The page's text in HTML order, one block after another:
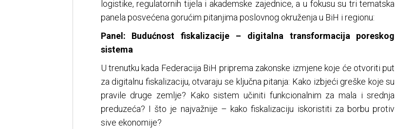
logistike, regulatornih tijela i akademske zajednice, a u fokusu su tri tematska
panela posvećena gorućim pitanjima poslovnog okruženja u BiH i regionu:
Panel: Budućnost fiskalizacije – digitalna transformacija poreskog
sistema
U trenutku kada Federacija BiH priprema zakonske izmjene koje će otvoriti put
za digitalnu fiskalizaciju, otvaraju se ključna pitanja: Kako izbjeći greške koje su
pravile druge zemlje? Kako sistem učiniti funkcionalnim za mala i srednja
preduzeća? I što je najvažnije – kako fiskalizaciju iskoristiti za borbu protiv
sive ekonomije?